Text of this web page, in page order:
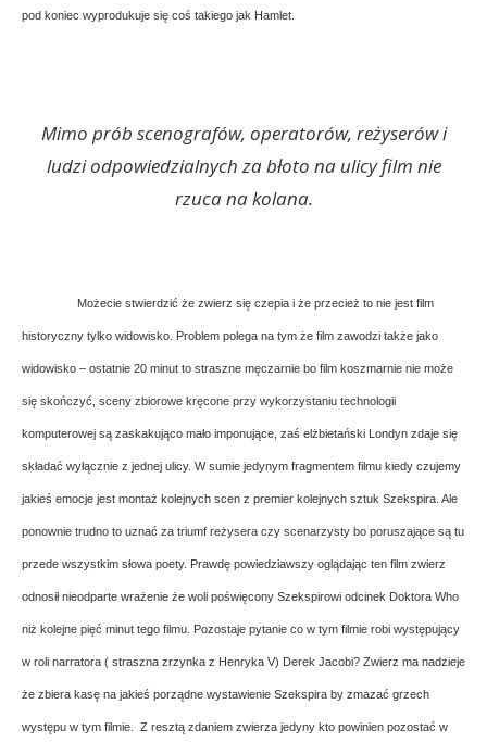
pod koniec wyprodukuje się coś takiego jak Hamlet.
Mimo prób scenografów, operatorów, reżyserów i
ludzi odpowiedzialnych za błoto na ulicy film nie
rzuca na kolana.
Możecie stwierdzić że zwierz się czepia i że przecież to nie jest film
historyczny tylko widowisko. Problem polega na tym że film zawodzi także jako
widowisko – ostatnie 20 minut to straszne męczarnie bo film koszmarnie nie może
się skończyć, sceny zbiorowe kręcone przy wykorzystaniu technologii
komputerowej są zaskakująco mało imponujące, zaś elżbietański Londyn zdaje się
składać wyłącznie z jednej ulicy. W sumie jedynym fragmentem filmu kiedy czujemy
jakieś emocje jest montaż kolejnych scen z premier kolejnych sztuk Szekspira. Ale
ponownie trudno to uznać za triumf reżysera czy scenarzysty bo poruszające są tu
przede wszystkim słowa poety. Prawdę powiedziawszy oglądając ten film zwierz
odnosił nieodparte wrażenie że woli poświęcony Szekspirowi odcinek Doktora Who
niż kolejne pięć minut tego filmu. Pozostaje pytanie co w tym filmie robi występujący
w roli narratora ( straszna zrzynka z Henryka V) Derek Jacobi? Zwierz ma nadzieje
że zbiera kasę na jakieś porządne wystawienie Szekspira by zmazać grzech
występu w tym filmie. Z resztą zdaniem zwierza jedyny kto powinien pozostać w